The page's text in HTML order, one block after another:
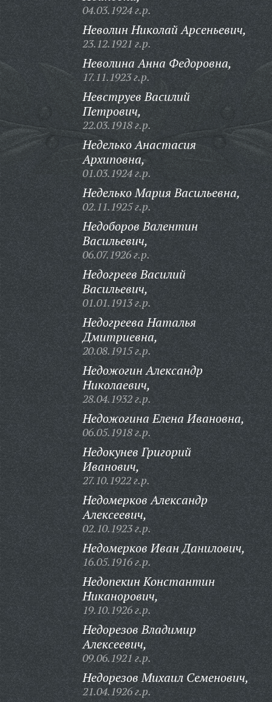
04.03.1924 г.р.
Неволин Николай Арсеньевич,
23.12.1921 г.р.
Неволина Анна Федоровна,
17.11.1923 г.р.
Невструев Василий
Петрович,
22.03.1918 г.р.
Неделько Анастасия
Архиповна,
01.03.1924 г.р.
Неделько Мария Васильевна,
02.11.1925 г.р.
Недоборов Валентин
Васильевич,
06.07.1926 г.р.
Недогреев Василий
Васильевич,
01.01.1913 г.р.
Недогреева Наталья
Дмитриевна,
20.08.1915 г.р.
Недожогин Александр
Николаевич,
28.04.1932 г.р.
Недожогина Елена Ивановна,
06.05.1918 г.р.
Недокунев Григорий
Иванович,
27.10.1922 г.р.
Недомерков Александр
Алексеевич,
02.10.1923 г.р.
Недомерков Иван Данилович,
16.05.1916 г.р.
Недопекин Константин
Никанорович,
19.10.1926 г.р.
Недорезов Владимир
Алексеевич,
09.06.1921 г.р.
Недорезов Михаил Семенович,
21.04.1926 г.р.